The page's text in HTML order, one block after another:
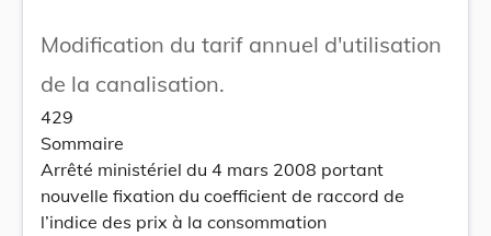
Modification du tarif annuel d'utilisation
de la canalisation.
429
Sommaire
Arrêté ministériel du 4 mars 2008 portant
nouvelle fixation du coefficient de raccord de
l’indice des prix à la consommation